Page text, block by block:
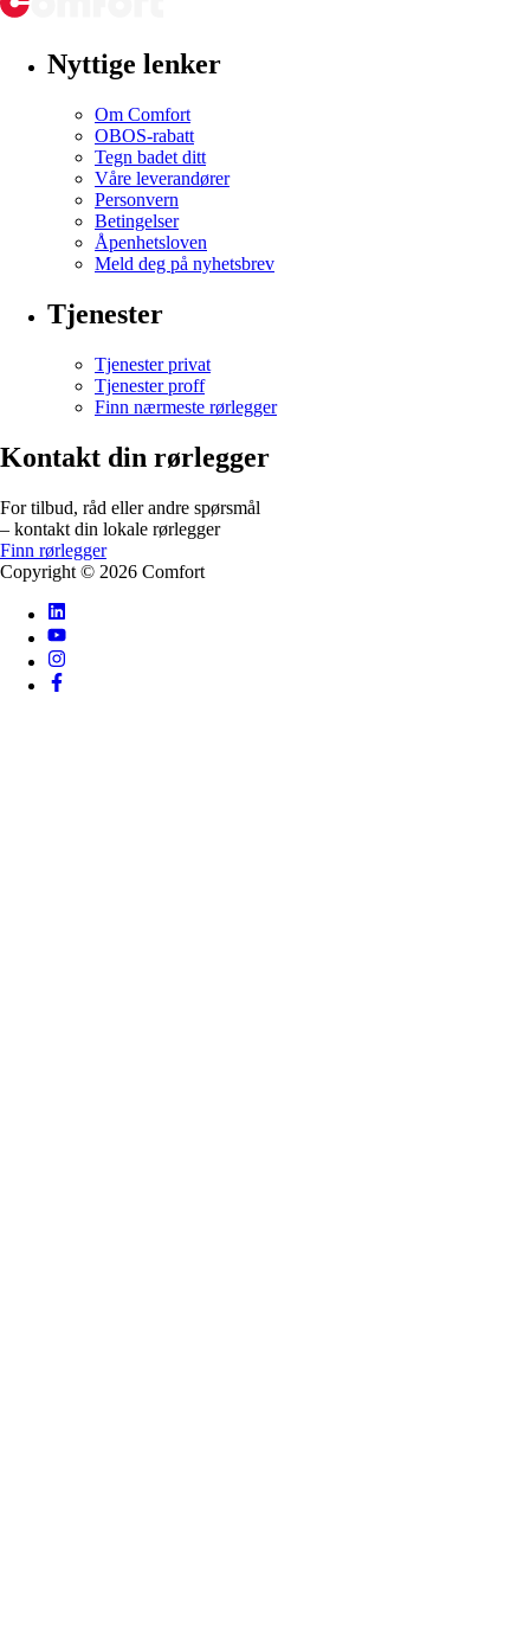
Nyttige lenker
Om Comfort
OBOS-rabatt
Tegn badet ditt
Våre leverandører
Personvern
Betingelser
Åpenhetsloven
Meld deg på nyhetsbrev
Tjenester
Tjenester privat
Tjenester proff
Finn nærmeste rørlegger
Kontakt din rørlegger
For tilbud, råd eller andre spørsmål
– kontakt din lokale rørlegger
Finn rørlegger
Copyright © 2026 Comfort